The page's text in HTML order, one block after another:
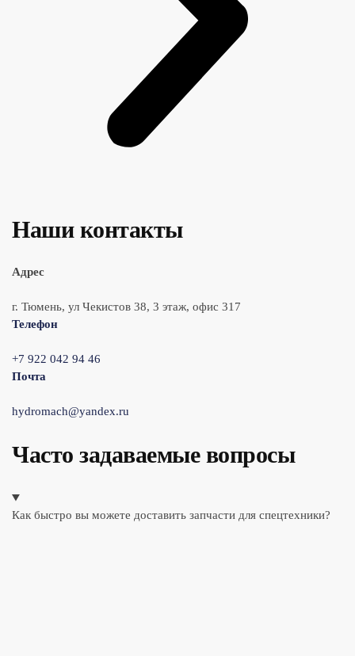
Наши контакты
Адрес
г. Тюмень, ул Чекистов 38, 3 этаж, офис 317
Телефон
+7 922 042 94 46
Почта
hydromach@yandex.ru
Часто задаваемые вопросы
Как быстро вы можете доставить запчасти для спецтехники?